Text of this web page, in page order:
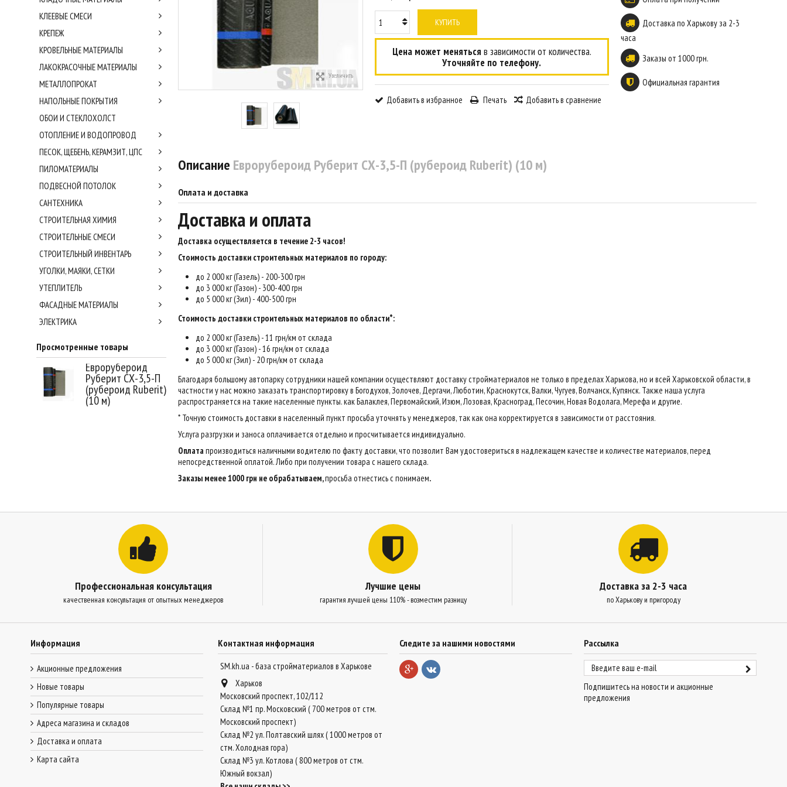
Увеличить
КУПИТЬ
Цена может меняться в зависимости от количества.
Уточняйте по телефону.
Добавить в избранное Печать Добавить в сравнение
Доставка по Харькову за 2-3
часа
Заказы от 1000 грн.
Официальная гарантия
Описание Еврорубероид Руберит СХ-3,5-П (рубероид Ruberit) (10 м)
Оплата и доставка
Доставка и оплата
Доставка осуществляется в течение 2-3 часов!
Стоимость доставки строительных материалов по городу:
до 2 000 кг (Газель) - 200-300 грн
до 3 000 кг (Газон) - 300-400 грн
до 5 000 кг (Зил) - 400-500 грн
Стоимость доставки строительных материалов по области*:
до 2 000 кг (Газель) - 11 грн/км от склада
до 3 000 кг (Газон) - 16 грн/км от склада
до 5 000 кг (Зил) - 20 грн/км от склада
Благодаря большому автопарку сотрудники нашей компании осуществляют доставку стройматериалов не только в пределах Харькова, но и всей Харьковской области, в
частности у нас можно заказать транспортировку в Богодухов, Золочев, Дергачи, Люботин, Краснокутск, Валки, Чугуев, Волчанск, Купянск. Также наша услуга
распространяется на такие населенные пункты. как Балаклея, Первомайский, Изюм, Лозовая, Красноград, Песочин, Новая Водолага, Мерефа и другие.
* Точную стоимость доставки в населенный пункт просьба уточнять у менеджеров, так как она корректируется в зависимости от расстояния.
Услуга разгрузки и заноса оплачивается отдельно и просчитывается индивидуально.
Оплатапроизводиться наличными водителю по факту доставки, что позволит Вам удостовериться в надлежащем качестве и количестве материалов, перед
непосредственной оплатой. Либо при получении товара с нашего склада.
Заказы менее 1000 грн не обрабатываем,просьба отнестись с понимаем.
КЛЕЕВЫЕ СМЕСИ
КРЕПЕЖ
КРОВЕЛЬНЫЕ МАТЕРИАЛЫ
ЛАКОКРАСОЧНЫЕ МАТЕРИАЛЫ
МЕТАЛЛОПРОКАТ
НАПОЛЬНЫЕ ПОКРЫТИЯ
ОБОИ И СТЕКЛОХОЛСТ
ОТОПЛЕНИЕ И ВОДОПРОВОД
ПЕСОК, ЩЕБЕНЬ, КЕРАМЗИТ, ЦПС
ПИЛОМАТЕРИАЛЫ
ПОДВЕСНОЙ ПОТОЛОК
САНТЕХНИКА
СТРОИТЕЛЬНАЯ ХИМИЯ
СТРОИТЕЛЬНЫЕ СМЕСИ
СТРОИТЕЛЬНЫЙ ИНВЕНТАРЬ
УГОЛКИ, МАЯКИ, СЕТКИ
УТЕПЛИТЕЛЬ
ФАСАДНЫЕ МАТЕРИАЛЫ
ЭЛЕКТРИКА
Просмотренные товары
Еврорубероид
Руберит СХ-3,5-П
(рубероид Ruberit)
(10 м)
Профессиональная консультация
качественная консультация от опытных менеджеров
Лучшие цены
гарантия лучшей цены 110% - возместим разницу
Доставка за 2-3 часа
по Харькову и пригороду
Информация
Акционные предложения
Новые товары
Популярные товары
Адреса магазина и складов
Доставка и оплата
Карта сайта
Контактная информация
SM.kh.ua - база стройматериалов в Харькове
Харьков
Московский проспект, 102/112
Склад №1 пр. Московский ( 700 метров от стм.
Московский проспект)
Склад №2 ул. Полтавский шлях ( 1000 метров от
стм. Холодная гора)
Склад №3 ул. Котлова ( 800 метров от стм.
Южный вокзал)
Рассылка
Подпишитесь на новости и акционные
предложения
Следите за нашими новостями